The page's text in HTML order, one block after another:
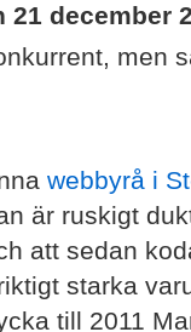
december
men
webbyrå i
är ruskigt
att sedan
starka
till 2011